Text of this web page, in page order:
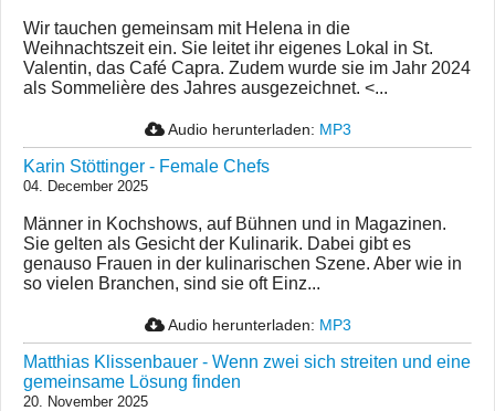
Wir tauchen gemeinsam mit Helena in die
Weihnachtszeit ein. Sie leitet ihr eigenes Lokal in St.
Valentin, das Café Capra. Zudem wurde sie im Jahr 2024
als Sommelière des Jahres ausgezeichnet. <...
Audio herunterladen: MP3
Karin Stöttinger - Female Chefs
04. December 2025
Männer in Kochshows, auf Bühnen und in Magazinen.
Sie gelten als Gesicht der Kulinarik. Dabei gibt es
genauso Frauen in der kulinarischen Szene. Aber wie in
so vielen Branchen, sind sie oft Einz...
Audio herunterladen: MP3
Matthias Klissenbauer - Wenn zwei sich streiten und eine
gemeinsame Lösung finden
20. November 2025